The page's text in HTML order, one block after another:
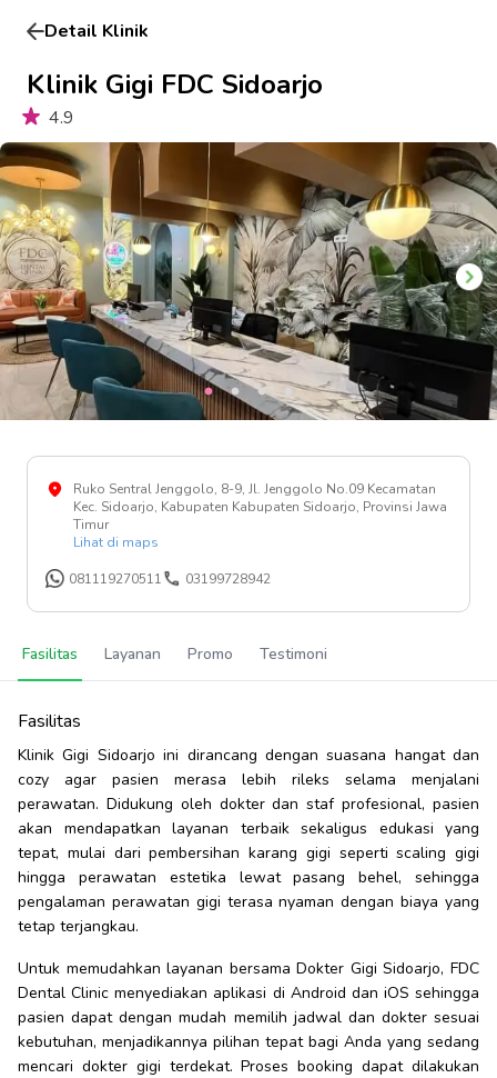
Detail Klinik
Klinik Gigi FDC Sidoarjo
4.9
Ruko Sentral Jenggolo, 8-9, Jl. Jenggolo No.09 Kecamatan
Kec. Sidoarjo, Kabupaten Kabupaten Sidoarjo, Provinsi Jawa
Timur
Lihat di maps
081119270511 03199728942
Fasilitas Layanan Promo Testimoni
Fasilitas
Klinik Gigi Sidoarjo ini dirancang dengan suasana hangat dan
cozy agar pasien merasa lebih rileks selama menjalani
perawatan. Didukung oleh dokter dan staf profesional, pasien
akan mendapatkan layanan terbaik sekaligus edukasi yang
tepat, mulai dari pembersihan karang gigi seperti scaling gigi
hingga perawatan estetika lewat pasang behel, sehingga
pengalaman perawatan gigi terasa nyaman dengan biaya yang
tetap terjangkau.
Untuk memudahkan layanan bersama Dokter Gigi Sidoarjo, FDC
Dental Clinic menyediakan aplikasi di Android dan iOS sehingga
pasien dapat dengan mudah memilih jadwal dan dokter sesuai
kebutuhan, menjadikannya pilihan tepat bagi Anda yang sedang
mencari dokter gigi terdekat. Proses booking dapat dilakukan